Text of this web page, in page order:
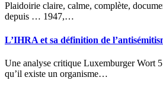
Plaidoirie claire, calme, complète, documentée, qui s’adresse aux Juges de la CIJ sur les responsabilités accablantes de l’État d’israël
depuis … 1947,…
L’IHRA et sa définition de
Une analyse critique Luxemburger Wort 5 Jun 2021 Par Hubert Hausemer * Beaucoup de Luxembourgeois ignorent sans doute
qu’il existe un organisme…